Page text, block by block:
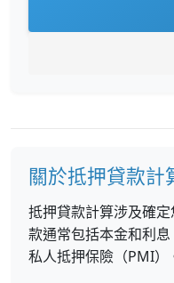
關於抵押貸款計
抵押貸款計算涉及確
款通常包括本金和利
私人抵押保險（PMI）